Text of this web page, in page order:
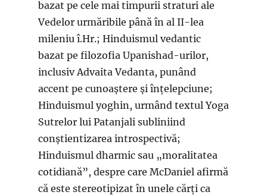
bazat pe cele mai timpurii straturi ale
Vedelor urmăribile până în al II-lea
mileniu î.Hr.; Hinduismul vedantic
bazat pe filozofia Upanishad-urilor,
inclusiv Advaita Vedanta, punând
accent pe cunoaștere și înțelepciune;
Hinduismul yoghin, urmând textul Yoga
Sutrelor lui Patanjali subliniind
conștientizarea introspectivă;
Hinduismul dharmic sau „moralitatea
cotidiană”, despre care McDaniel afirmă
că este stereotipizat în unele cărți ca